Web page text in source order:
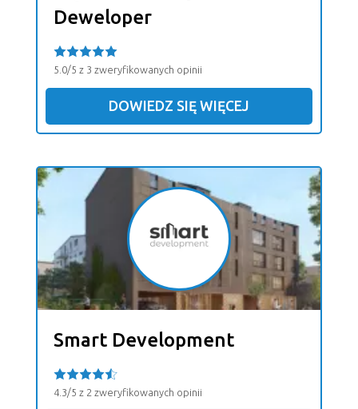
Deweloper
5.0/5 z 3 zweryfikowanych opinii
DOWIEDZ SIĘ WIĘCEJ
Smart Development
4.3/5 z 2 zweryfikowanych opinii